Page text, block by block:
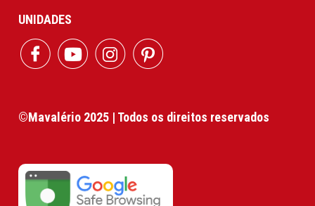
UNIDADES
©Mavalério 2025 | Todos os direitos reservados